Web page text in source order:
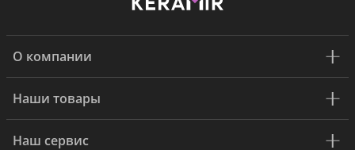
О компании
Наши товары
Наш сервис